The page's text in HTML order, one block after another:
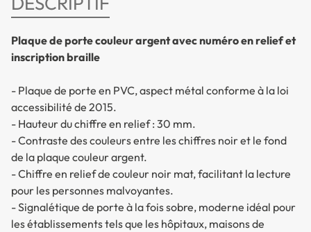
Plaque de porte couleur argent avec numéro en relief et
inscription braille
- Plaque de porte en PVC, aspect métal conforme à la loi
accessibilité de 2015.
- Hauteur du chiffre en relief : 30 mm.
- Contraste des couleurs entre les chiffres noir et le fond
de la plaque couleur argent.
- Chiffre en relief de couleur noir mat, facilitant la lecture
pour les personnes malvoyantes.
- Signalétique de porte à la fois sobre, moderne idéal pour
les établissements tels que les hôpitaux, maisons de